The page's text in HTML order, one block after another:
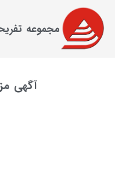
مجموعه
آگهی